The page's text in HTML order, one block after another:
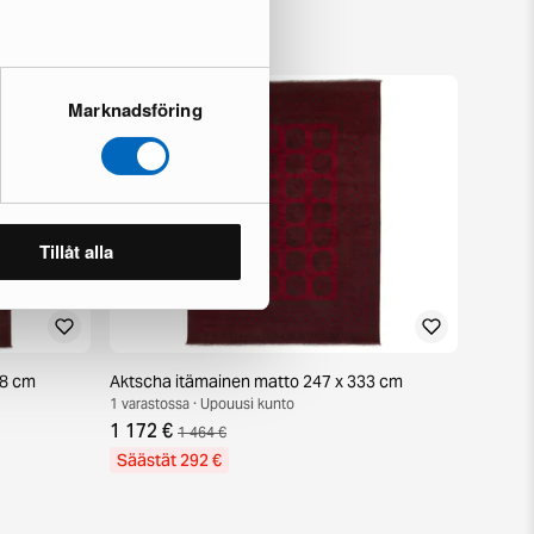
Marknadsföring
Tillåt alla
cm Aktscha itämainen matto 247 x 333 cm
1 varastossa · Upouusi kunto
1 172 € 1 464 €
Säästät 292 €